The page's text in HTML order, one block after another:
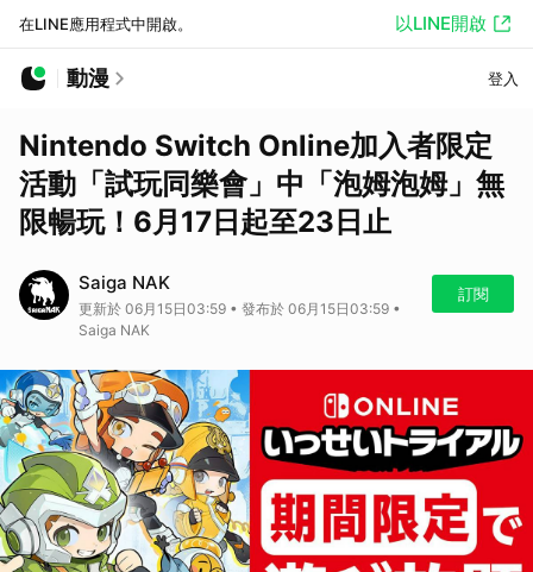
在LINE應用程式中開啟。 以LINE開啟
動漫 登入
Nintendo Switch Online加入者限定
活動「試玩同樂會」中「泡姆泡姆」無
限暢玩！6月17日起至23日止
Saiga NAK
更新於 06月15日03:59 • 發布於 06月15日03:59 •
Saiga NAK
訂閱